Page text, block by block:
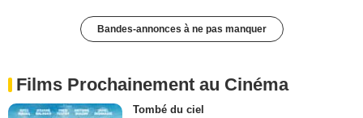
Bandes-annonces à ne pas manquer
Films Prochainement au Cinéma
Tombé du ciel